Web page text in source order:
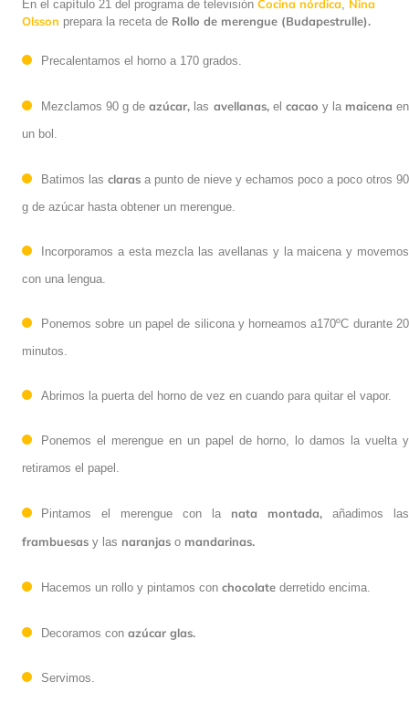
En el capítulo 21 del programa de televisión Cocina nórdica
Nina
Olsson prepara la receta de Rollo de merengue (Budapestrulle).
Precalentamos el horno a 170 grados.
Mezclamos 90 g deazúcar, las avellanas,el cacao y la maicena en
un bol.
Batimos las claras a punto de nieve y echamos poco a poco otros 90
g de azúcar hasta obtener un merengue.
Incorporamos a esta mezcla las avellanas y la maicena y movemos
con una lengua.
Ponemos sobre un papel de silicona y horneamos a170ºC durante 20
minutos.
Abrimos la puerta del horno de vez en cuando para quitar el vapor.
Ponemos el merengue en un papel de horno, lo damos la vuelta y
retiramos el papel.
Pintamos el merengue con la nata montada, añadimos las
frambuesas y las naranjas o mandarinas.
Hacemos un rollo y pintamos con chocolate derretido encima.
Decoramos con azúcar glas.
Servimos.